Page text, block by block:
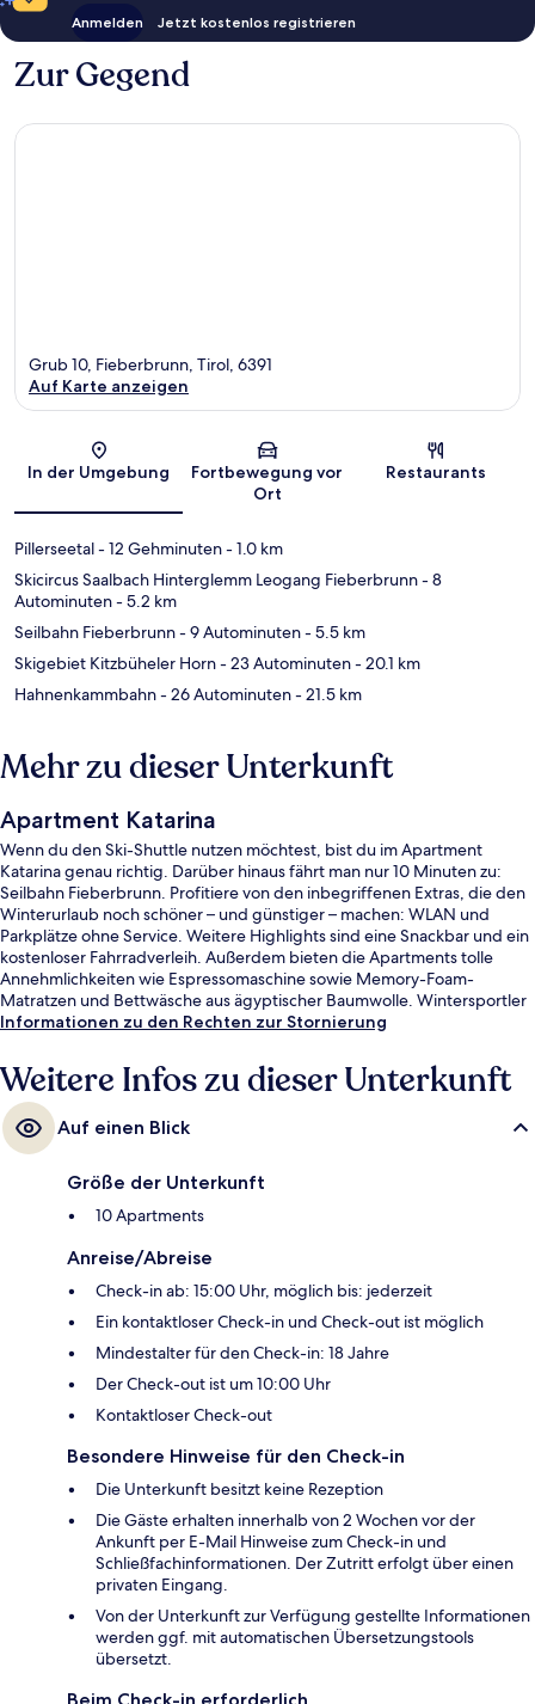
Anmelden Jetzt kostenlos registrieren
Zur Gegend
Karte
Grub 10, Fieberbrunn, Tirol, 6391
Auf Karte anzeigen
In der Umgebung
Fortbewegung vor
Ort
Restaurants
Pillerseetal- 12 Gehminuten- 1.0 km
Skicircus Saalbach Hinterglemm Leogang Fieberbrunn- 8
Autominuten- 5.2 km
Seilbahn Fieberbrunn- 9 Autominuten- 5.5 km
Skigebiet Kitzbüheler Horn- 23 Autominuten- 20.1 km
Hahnenkammbahn- 26 Autominuten- 21.5 km
Mehr zu dieser Unterkunft
Apartment Katarina
Wenn du den Ski-Shuttle nutzen möchtest, bist du im Apartment
Katarina genau richtig. Darüber hinaus fährt man nur 10 Minuten zu:
Seilbahn Fieberbrunn. Profitiere von den inbegriffenen Extras, die den
Winterurlaub noch schöner – und günstiger – machen: WLAN und
Parkplätze ohne Service. Weitere Highlights sind eine Snackbar und ein
kostenloser Fahrradverleih. Außerdem bieten die Apartments tolle
Annehmlichkeiten wie Espressomaschine sowie Memory-Foam-
Matratzen und Bettwäsche aus ägyptischer Baumwolle. Wintersportler
können sich auf einen Skiraum freuen.
Informationen zu den Rechten zur Stornierung
Weitere Infos zu dieser Unterkunft
Auf einen Blick
Größe der Unterkunft
10 Apartments
Anreise/Abreise
Check-in ab: 15:00 Uhr, möglich bis: jederzeit
Ein kontaktloser Check-in und Check-out ist möglich
Mindestalter für den Check-in: 18 Jahre
Der Check-out ist um 10:00 Uhr
Kontaktloser Check-out
Besondere Hinweise für den Check-in
Die Unterkunft besitzt keine Rezeption
Die Gäste erhalten innerhalb von 2 Wochen vor der
Ankunft per E-Mail Hinweise zum Check-in und
Schließfachinformationen. Der Zutritt erfolgt über einen
privaten Eingang.
Von der Unterkunft zur Verfügung gestellte Informationen
werden ggf. mit automatischen Übersetzungstools
übersetzt.